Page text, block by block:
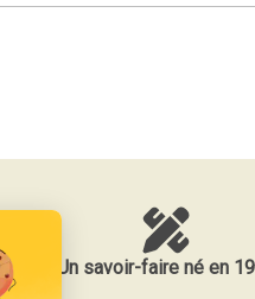
Un savoir-faire né en